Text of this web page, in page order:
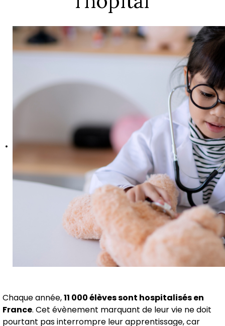
Chaque année,11 000 élèves sont hospitalisés en
France. Cet évènement marquant de leur vie ne doit
pourtant pas interrompre leur apprentissage, car